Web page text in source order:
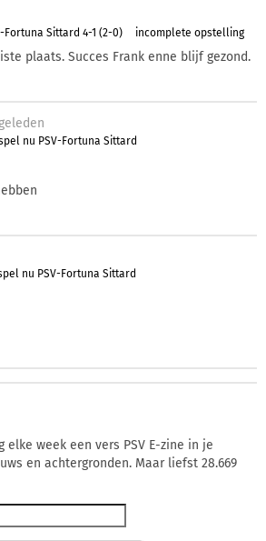
Fortuna Sittard 4-1 (2-0) incomplete opstelling
plaats. Succes Frank enne blijf gezond.
nu PSV-Fortuna Sittard
nu PSV-Fortuna Sittard
elke week een vers PSV E-zine in je
en achtergronden. Maar liefst 28.669